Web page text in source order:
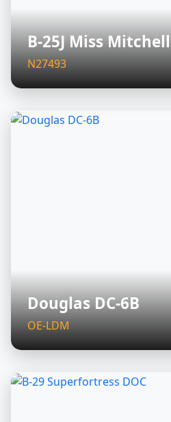
B-25J Miss Mitchell
N27493
Douglas DC-6B
OE-LDM